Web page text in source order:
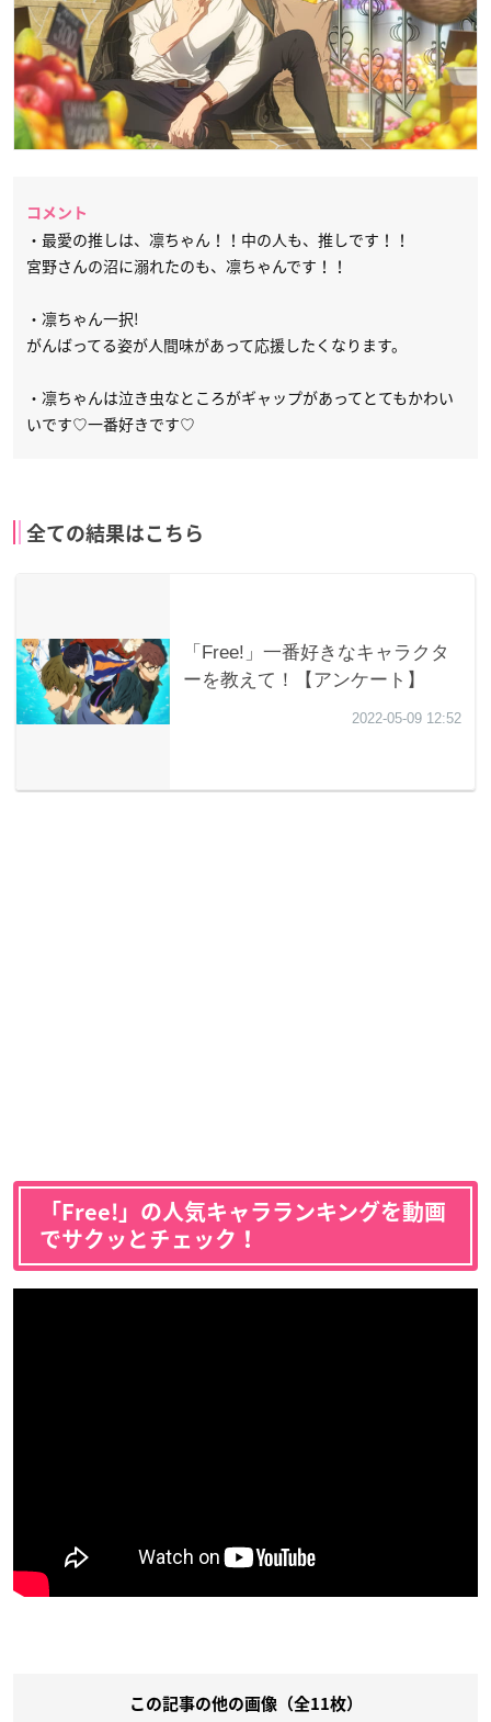
コメント
・最愛の推しは、凛ちゃん！！中の人も、推しです！！
宮野さんの沼に溺れたのも、凛ちゃんです！！
・凛ちゃん一択!
がんばってる姿が人間味があって応援したくなります。
・凛ちゃんは泣き虫なところがギャップがあってとてもかわい
いです♡一番好きです♡
全ての結果はこちら
「Free!」の人気キャラランキングを動画
でサクッとチェック！
この記事の他の画像（全11枚）